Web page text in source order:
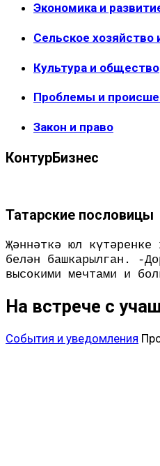
Экономика и
Сельское хозяйство
Культура и общество
Проблемы и
Закон и право
КонтурБизнес
Татарские пословицы
Җәннәткә юл
белән башкарылган. -
высокими мечтами и
На встрече с
События и уведомления